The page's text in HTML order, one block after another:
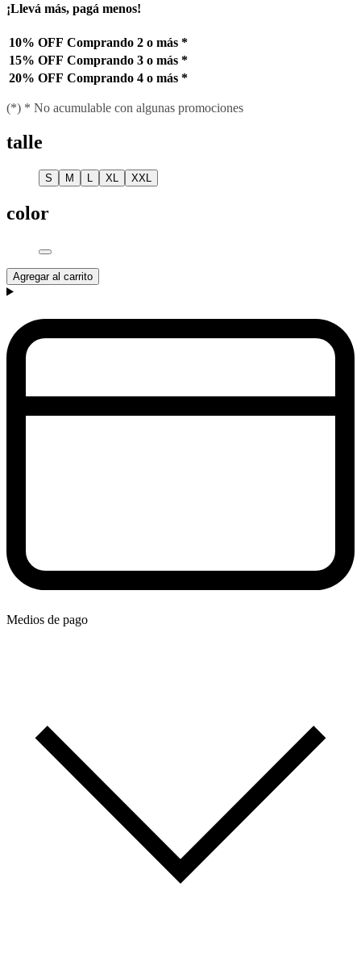
¡Llevá más, pagá menos!
10% OFF Comprando 2 o más *
15% OFF Comprando 3 o más *
20% OFF Comprando 4 o más *
(*) * No acumulable con algunas promociones
talle
S M XL XXL
color
Agregar al carrito
Medios de pago